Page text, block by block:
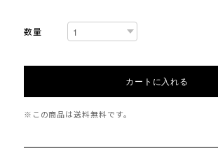
数量
カートに入れる
※この商品は送料無料です。